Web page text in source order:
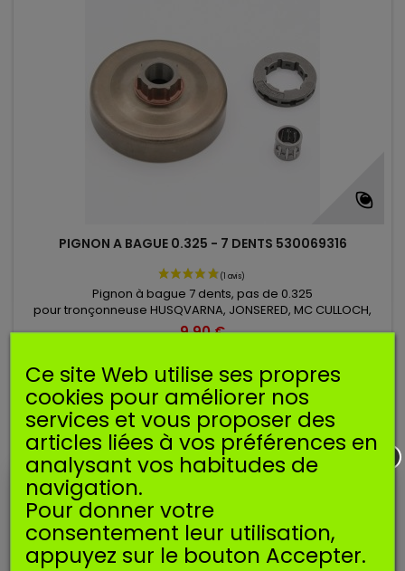
PIGNON A BAGUE 0.325 - 7 DENTS 530069316
Pignon à bague 7 dents, pas de 0.325
pour tronçonneuse HUSQVARNA, JONSERED, MC CULLOCH,
PARTNER, POULAN.
9,90 €
Ajouter au panier
Ce site Web utilise ses propres
cookies pour améliorer nos
services et vous proposer des
articles liées à vos préférences en
analysant vos habitudes de
navigation.
Pour donner votre
consentement leur utilisation,
appuyez sur le bouton Accepter.